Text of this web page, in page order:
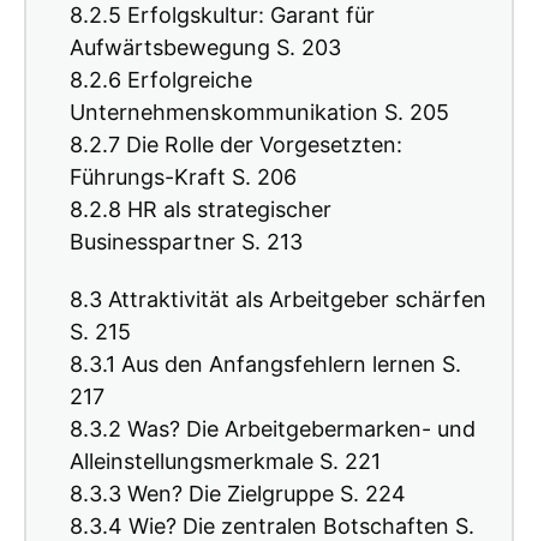
8.2.5 Erfolgskultur: Garant für
Aufwärtsbewegung S. 203
8.2.6 Erfolgreiche
Unternehmenskommunikation S. 205
8.2.7 Die Rolle der Vorgesetzten:
Führungs-Kraft S. 206
8.2.8 HR als strategischer
Businesspartner S. 213
8.3 Attraktivität als Arbeitgeber schärfen
S. 215
8.3.1 Aus den Anfangsfehlern lernen S.
217
8.3.2 Was? Die Arbeitgebermarken- und
Alleinstellungsmerkmale S. 221
8.3.3 Wen? Die Zielgruppe S. 224
8.3.4 Wie? Die zentralen Botschaften S.